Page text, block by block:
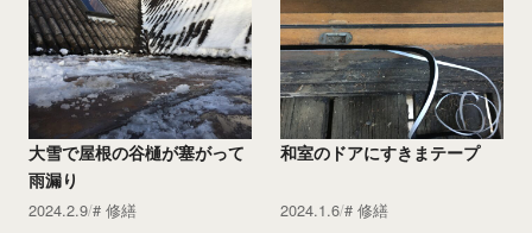
大雪で屋根の谷樋が塞がって
雨漏り
2024.2.9 修繕
和室のドアにすきまテープ
2024.1.6 修繕